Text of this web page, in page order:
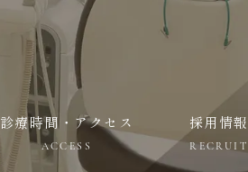
診療時間・アクセス
ACCESS
採用情報
RECRUIT